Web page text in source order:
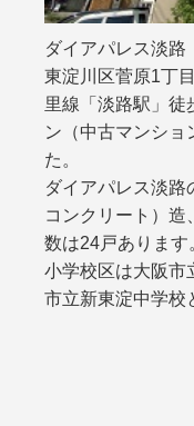
ダイアパレス淡路
東淀川区菅原1丁
里線「淡路駅」徒
ン（中古マンショ
た。
ダイアパレス淡
コンクリート）造
数は24戸あります
小学校区は大阪市
市立新東淀中学校